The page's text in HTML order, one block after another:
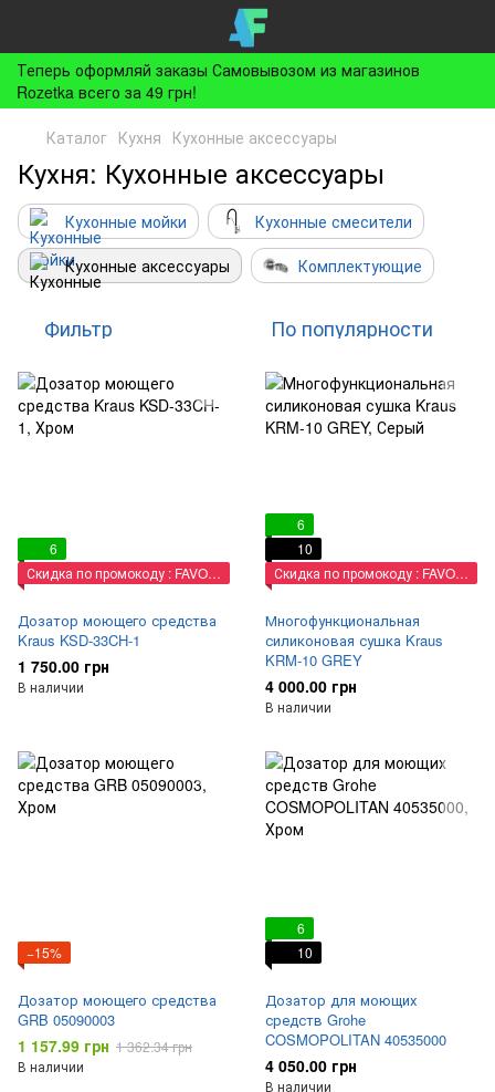
Теперь оформляй заказы Самовывозом из магазинов
Rozetka всего за 49 грн!
Каталог Кухня Кухонные аксессуары
Кухня: Кухонные аксессуары
Кухонные мойки
Кухонные смесители
Кухонные аксессуары
Комплектующие
Фильтр По популярности
6
Скидка по промокоду : FAVORIT
Дозатор моющего средства
Kraus KSD-33CH-1
1 750.00 грн
В наличии
6
10
Скидка по промокоду : FAVORIT
Многофункциональная
силиконовая сушка Kraus
KRM-10 GREY
4 000.00 грн
В наличии
−15%
Дозатор моющего средства
GRB 05090003
1 157.99 грн 1 362.34 грн
В наличии
6
10
Дозатор для моющих
средств Grohe
COSMOPOLITAN 40535000
4 050.00 грн
В наличии